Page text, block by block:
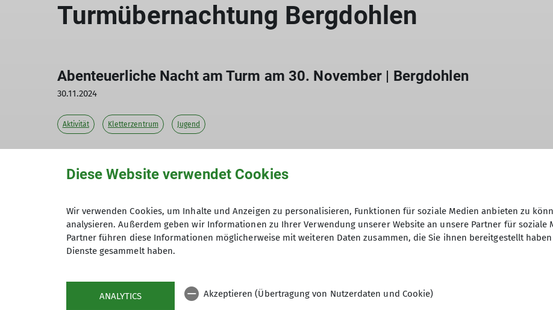
Turmübernachtung Bergdohlen
Abenteuerliche Nacht am Turm am 30. November | Bergdohlen
30.11.2024
Aktivität Kletterzentrum Jugend
Diese Website verwendet Cookies
Wir verwenden Cookies, um Inhalte und Anzeigen zu personalisieren, Funktionen für soziale Medien anbieten zu
analysieren. Außerdem geben wir Informationen zu Ihrer Verwendung unserer Website an unsere Partner für soziale
Partner führen diese Informationen möglicherweise mit weiteren Daten zusammen, die Sie ihnen bereitgestellt
Dienste gesammelt haben.
ANALYTICS Akzeptieren (Übertragung von Nutzerdaten und Cookie)